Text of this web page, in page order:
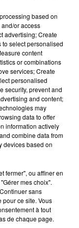
et
et
côtoient
profondes
grands
et
nous
ses
la
based on
or access
advertising; Create
select personalised
content
or combinations
services; Create
personalised
security, prevent and
and content;
may
data to offer
information actively
combine data from
devices based on
fermer", ou affiner en
mes choix".
sans
pour ce site. Vous
à tout
de chaque page.